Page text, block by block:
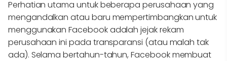
Perhatian utama untuk beberapa perusahaan yang
mengandalkan atau baru mempertimbangkan untuk
menggunakan Facebook adalah jejak rekam
perusahaan ini pada transparansi (atau malah tak
ada). Selama bertahun-tahun, Facebook membuat